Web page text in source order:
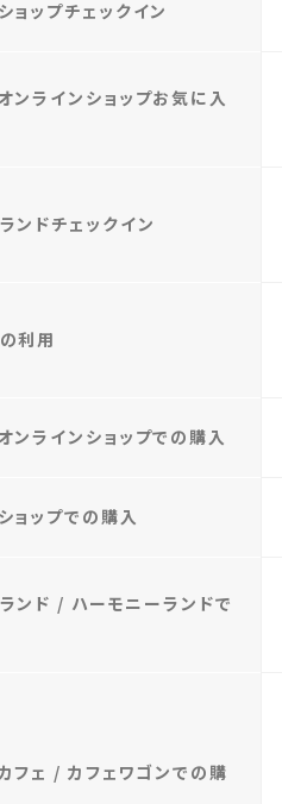
ョップチェックイン
ンラインショップお気に入
ンドチェックイン
利用
ンラインショップでの購入
ョップでの購入
ンド / ハーモニーランドで
フェ / カフェワゴンでの購